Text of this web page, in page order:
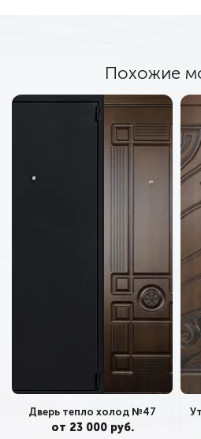
Похожие
Дверь тепло холод №47
от 23 000 руб.